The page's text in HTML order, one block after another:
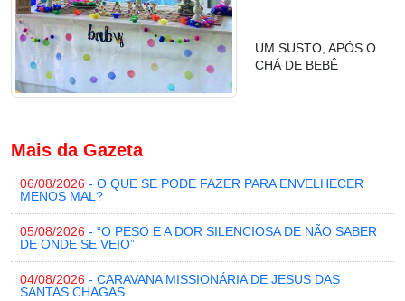
UM SUSTO, APÓS O
CHÁ DE BEBÊ
Mais da Gazeta
06/08/2026 - O QUE SE PODE FAZER PARA ENVELHECER
MENOS MAL?
05/08/2026 - “O PESO E A DOR SILENCIOSA DE NÃO SABER
DE ONDE SE VEIO”
04/08/2026 - CARAVANA MISSIONÁRIA DE JESUS DAS
SANTAS CHAGAS